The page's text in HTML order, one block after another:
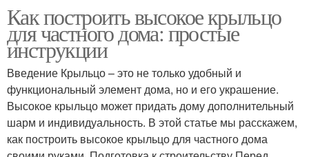
Как построить высокое крыльцо
для частного дома: простые
инструкции
Введение Крыльцо – это не только удобный и
функциональный элемент дома, но и его украшение.
Высокое крыльцо может придать дому дополнительный
шарм и индивидуальность. В этой статье мы расскажем,
как построить высокое крыльцо для частного дома